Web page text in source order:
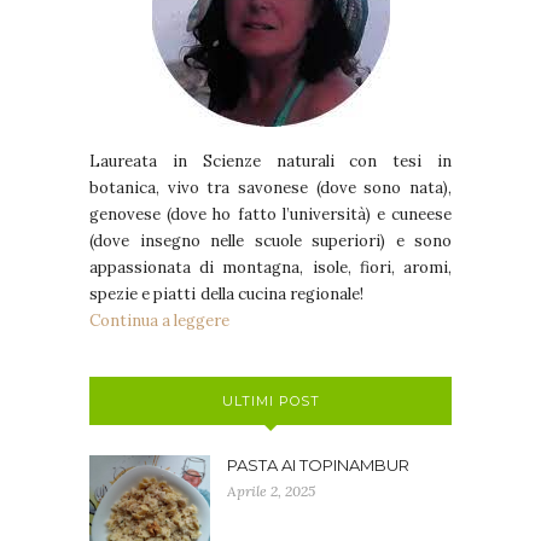
Laureata in Scienze naturali con tesi in
botanica, vivo tra savonese (dove sono nata),
genovese (dove ho fatto l’università) e cuneese
(dove insegno nelle scuole superiori) e sono
appassionata di montagna, isole, fiori, aromi,
spezie e piatti della cucina regionale!
Continua a leggere
ULTIMI POST
PASTA AI TOPINAMBUR
Aprile 2, 2025